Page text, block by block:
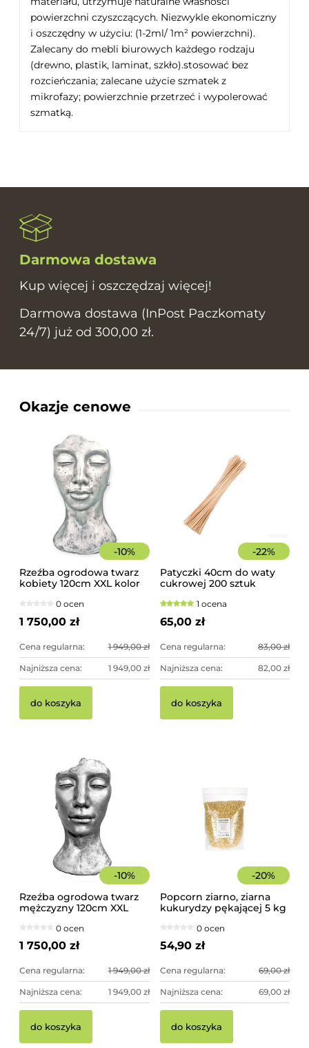
powierzchni czyszczących. Niezwykle ekonomiczny
i oszczędny w użyciu: (1-2ml/ 1m² powierzchni).
Zalecany do mebli biurowych każdego rodzaju
(drewno, plastik, laminat, szkło).stosować bez
rozcieńczania; zalecane użycie szmatek z
mikrofazy; powierzchnie przetrzeć i wypolerować
szmatką.
Darmowa dostawa
Kup więcej i oszczędzaj więcej!
Darmowa dostawa (InPost Paczkomaty
24/7) już od 300,00 zł.
Okazje cenowe
-10%
Rzeźba ogrodowa twarz
kobiety 120cm XXL kolor
imponująca dekoracja
ogrodowa
0 ocen
1 750,00 zł
Cena regularna: 1 949,00 zł
Najniższa cena: 1 949,00 zł
do koszyka
-22%
Patyczki 40cm do waty
cukrowej 200 sztuk
1 ocena
65,00 zł
Cena regularna: 83,00 zł
Najniższa cena: 82,00 zł
do koszyka
-10%
Rzeźba ogrodowa twarz
mężczyzny 120cm XXL
imponująca dekoracja
ogrodowa
0 ocen
1 750,00 zł
Cena regularna: 1 949,00 zł
Najniższa cena: 1 949,00 zł
do koszyka
-20%
Popcorn ziarno, ziarna
kukurydzy pękającej 5 kg
0 ocen
54,90 zł
Cena regularna: 69,00 zł
Najniższa cena: 69,00 zł
do koszyka